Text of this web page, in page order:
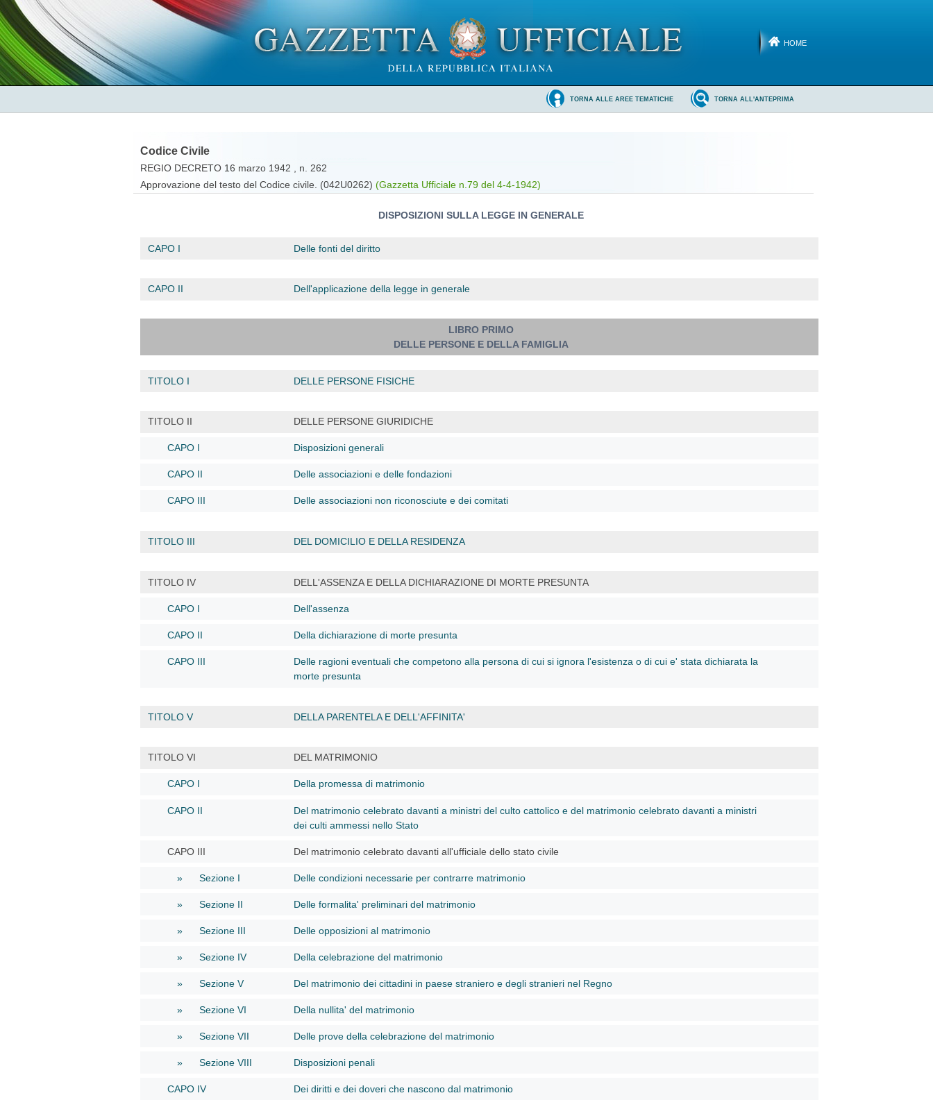
HOME
TORNA ALL'ANTEPRIMA
TORNA ALLE AREE TEMATICHE
Codice Civile
REGIO DECRETO 16 marzo 1942 , n. 262
Approvazione del testo del Codice civile. (042U0262) (Gazzetta Ufficiale n.79 del 4-4-1942)
DISPOSIZIONI SULLA LEGGE IN GENERALE
CAPO I Delle fonti del diritto
CAPO II Dell'applicazione della legge in generale
LIBRO PRIMO
DELLE PERSONE E DELLA FAMIGLIA
TITOLO I DELLE PERSONE FISICHE
TITOLO II DELLE PERSONE GIURIDICHE
CAPO I Disposizioni generali
CAPO II Delle associazioni e delle fondazioni
CAPO III Delle associazioni non riconosciute e dei comitati
TITOLO III DEL DOMICILIO E DELLA RESIDENZA
TITOLO IV DELL'ASSENZA E DELLA DICHIARAZIONE DI MORTE PRESUNTA
CAPO I Dell'assenza
CAPO II Della dichiarazione di morte presunta
CAPO III
Delle ragioni eventuali che competono alla persona di cui si ignora l'esistenza o di cui e' stata dichiarata la
morte presunta
TITOLO V DELLA PARENTELA E DELL'AFFINITA'
TITOLO VI DEL MATRIMONIO
CAPO I Della promessa di matrimonio
CAPO II
Del matrimonio celebrato davanti a ministri del culto cattolico e del matrimonio celebrato davanti a ministri
dei culti ammessi nello Stato
CAPO III Del matrimonio celebrato davanti all'ufficiale dello stato civile
» Sezione I Delle condizioni necessarie per contrarre matrimonio
» Sezione II Delle formalita' preliminari del matrimonio
» Sezione III Delle opposizioni al matrimonio
» Sezione IV Della celebrazione del matrimonio
» Sezione V Del matrimonio dei cittadini in paese straniero e degli stranieri nel Regno
» Sezione VI Della nullita' del matrimonio
» Sezione VII Delle prove della celebrazione del matrimonio
» Sezione VIII Disposizioni penali
CAPO IV Dei diritti e dei doveri che nascono dal matrimonio